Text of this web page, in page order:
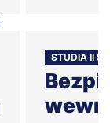
STUDIA II